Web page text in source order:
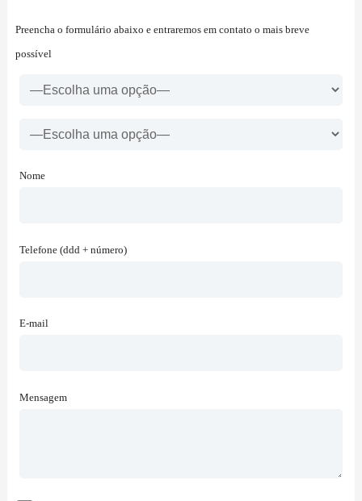
Preencha o formulário abaixo e entraremos em contato o mais breve
possível
Nome
Telefone (ddd + número)
E-mail
Mensagem